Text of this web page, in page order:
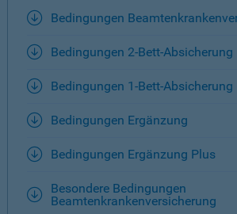
Bedingungen
Bedingungen 2-Bett-Absicherung
Bedingungen 1-Bett-Absicherung
Bedingungen Ergänzung
Bedingungen Ergänzung Plus
Besondere Bedingungen
Beamtenkrankenversicherung